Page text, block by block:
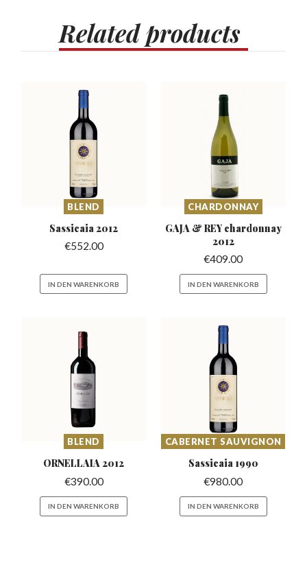
Relatedproducts
BLEND
Sassicaia 2012
€552.00
IN DEN WARENKORB
CHARDONNAY
GAJA & REY chardonnay
2012
€409.00
IN DEN WARENKORB
BLEND
ORNELLAIA 2012
€390.00
IN DEN WARENKORB
CABERNET SAUVIGNON
Sassicaia 1990
€980.00
IN DEN WARENKORB